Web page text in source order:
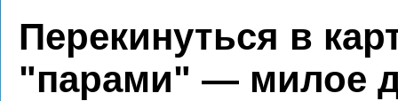
Перекинуться в
"парами" — милое